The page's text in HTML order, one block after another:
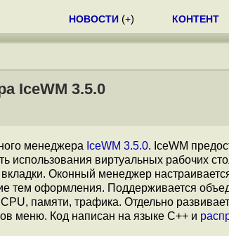
НОВОСТИ (+) КОНТЕНТ
IceWM 3.5.0
менеджера IceWM 3.5.0. IceWM
использования виртуальных рабочих
Оконный менеджер
тем оформления. Поддерживается
памяти, трафика. Отдельно
меню. Код написан на языке С++ и